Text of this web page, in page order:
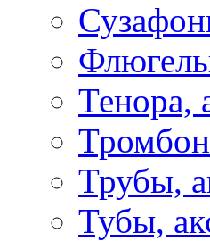
Тенора,
Трубы,
Тубы,